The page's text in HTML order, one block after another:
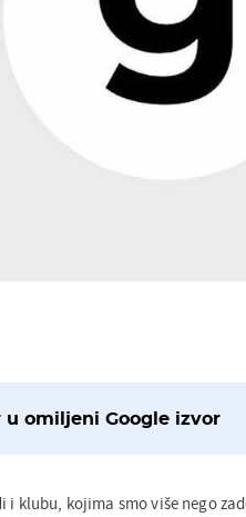
u omiljeni Google izvor
klubu, kojima smo više nego